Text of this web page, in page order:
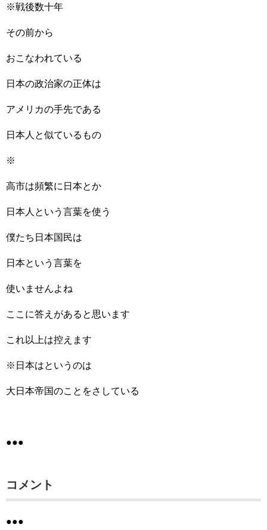
※戦後数十年
その前から
おこなわれている
日本の政治家の正体は
アメリカの手先である
日本人と似ているもの
※
高市は頻繁に日本とか
日本人という言葉を使う
僕たち日本国民は
日本という言葉を
使いませんよね
ここに答えがあると思います
これ以上は控えます
※日本はというのは
大日本帝国のことをさしている
●●●
コメント
●●●